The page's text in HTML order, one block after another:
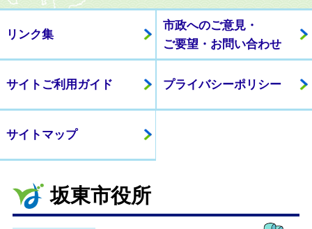
リンク集
市政へのご意見・
ご要望・お問い合わせ
サイトご利用ガイド プライバシーポリシー
サイトマップ
坂東市役所